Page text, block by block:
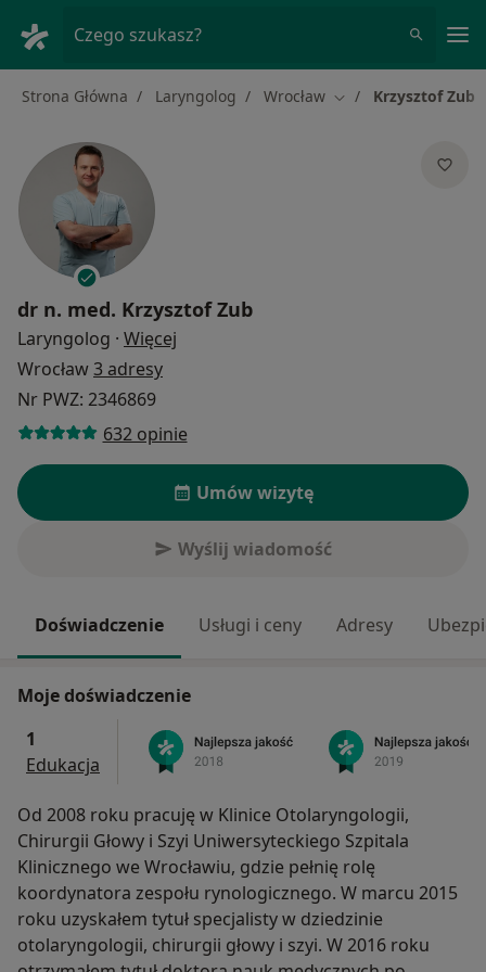
Czego szukasz?
Strona Główna Laryngolog Wrocław Zmień miasto
Krzysztof Zub
dr n. med. Krzysztof Zub
Laryngolog · Więcej
Wrocław3 adresy
Nr PWZ: 2346869
632 opinie
Umów wizytę
Wyślij wiadomość
Doświadczenie Usługi i ceny Adresy
Moje doświadczenie
1
Edukacja
Od 2008 roku pracuję w Klinice Otolaryngologii,
Chirurgii Głowy i Szyi Uniwersyteckiego Szpitala
Klinicznego we Wrocławiu, gdzie pełnię rolę
koordynatora zespołu rynologicznego. W marcu 2015
roku uzyskałem tytuł specjalisty w dziedzinie
otolaryngologii, chirurgii głowy i szyi. W 2016 roku